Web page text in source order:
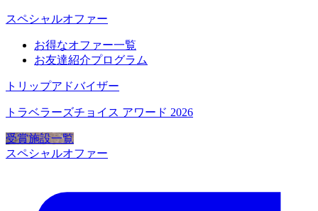
スペシャルオファー
お得なオファー一覧
お友達紹介プログラム
トリップアドバイザー
トラベラーズチョイス アワード 2026
受賞施設一覧
スペシャルオファー